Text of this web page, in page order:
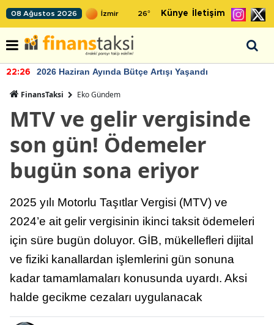
08 Ağustos 2026 26° Künye İletişim
22:26 2026 Haziran Ayında Bütçe Artışı Yaşandı
FinansTaksi Eko Gündem
MTV ve gelir vergisinde
son gün! Ödemeler
bugün sona eriyor
2025 yılı Motorlu Taşıtlar Vergisi (MTV) ve
2024’e ait gelir vergisinin ikinci taksit ödemeleri
için süre bugün doluyor. GİB, mükellefleri dijital
ve fiziki kanallardan işlemlerini gün sonuna
kadar tamamlamaları konusunda uyardı. Aksi
halde gecikme cezaları uygulanacak